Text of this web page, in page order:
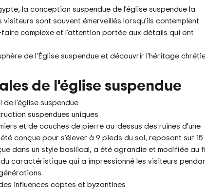
la conception suspendue de l'église suspendue la
sont souvent émerveillés lorsqu'ils contemplent
complexe et l'attention portée aux détails qui ont
de l'Église suspendue et découvrir l'héritage
de l'église suspendue
suspendues uniques
et de couches de pierre au-dessus des ruines d'une
conçue pour s'élever à 9 pieds du sol, reposant sur 15
dans un style basilical, a été agrandie et modifiée au
caractéristique qui a impressionné les visiteurs
influences coptes et byzantines